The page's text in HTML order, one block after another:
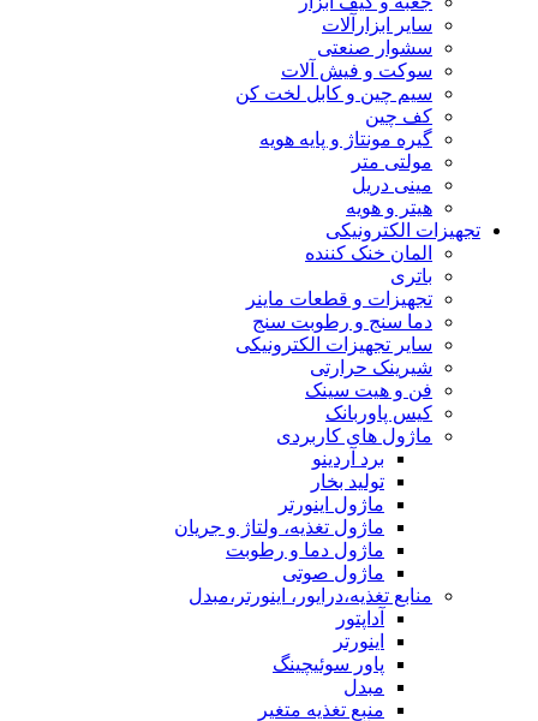
سایر ابزارآلات
سشوار صنعتی
سوکت و فیش آلات
سیم چین و کابل لخت کن
کف چین
گیره مونتاژ و پایه هویه
مولتی متر
مینی دریل
هیتر و هویه
تجهیزات الکترونیکی
المان خنک کننده
باتری
تجهیزات و قطعات ماینر
دما سنج و رطوبت سنج
سایر تجهیزات الکترونیکی
شیرینک حرارتی
فن و هیت سینک
کیس پاوربانک
ماژول های کاربردی
برد آردینو
تولید بخار
ماژول اینورتر
ماژول تغذیه، ولتاژ و جریان
ماژول دما و رطوبت
ماژول صوتی
منابع تغذیه،درایور، اینورتر،مبدل
آداپتور
اینورتر
پاور سوئیچینگ
مبدل
منبع تغذیه متغیر